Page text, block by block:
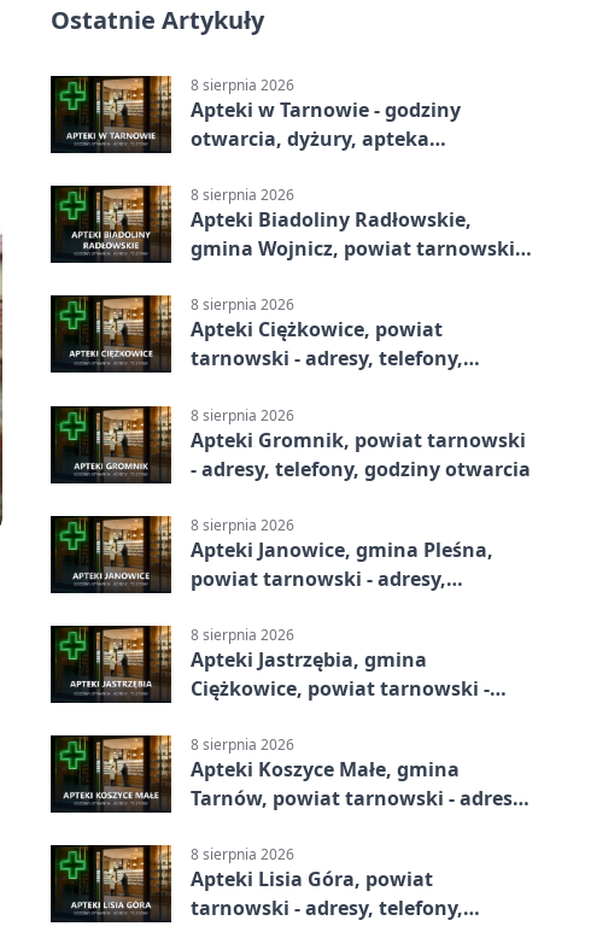
Ostatnie Artykuły
8 sierpnia 2026
Apteki w Tarnowie - godziny
otwarcia, dyżury, apteka
8 sierpnia 2026
Apteki Biadoliny Radłowskie,
gmina Wojnicz, powiat tarnowski -
8 sierpnia 2026
Apteki Ciężkowice, powiat
tarnowski - adresy, telefony,
8 sierpnia 2026
Apteki Gromnik, powiat tarnowski
- adresy, telefony, godziny otwarcia
8 sierpnia 2026
Apteki Janowice, gmina Pleśna,
powiat tarnowski - adresy,
8 sierpnia 2026
Apteki Jastrzębia, gmina
Ciężkowice, powiat tarnowski -
8 sierpnia 2026
Apteki Koszyce Małe, gmina
Tarnów, powiat tarnowski - adresy,
8 sierpnia 2026
Apteki Lisia Góra, powiat
tarnowski - adresy, telefony,